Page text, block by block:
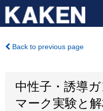
Back to previous page
中性子・誘導
マーク実験と